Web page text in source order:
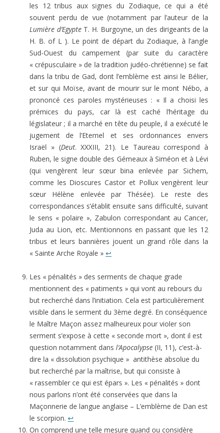
les 12 tribus aux signes du Zodiaque, ce qui a été
souvent perdu de vue (notamment par l’auteur de la
Lumière d’Egypte T. H. Burgoyne, un des dirigeants de la
H. B. of L ). Le point de départ du Zodiaque, à l’angle
Sud-Ouest du campement (par suite du caractère
« crépusculaire » de la tradition judéo-chrétienne) se fait
dans la tribu de Gad, dont l’emblème est ainsi le Bélier,
et sur qui Moïse, avant de mourir sur le mont Nébo, a
prononcé ces paroles mystérieuses : « Il a choisi les
prémices du pays, car là est caché l’héritage du
législateur ; il a marché en tête du peuple, il a exécuté le
jugement de l’Eternel et ses ordonnances envers
Israël » (Deut. XXXIII, 21). Le Taureau correspond à
Ruben, le signe double des Gémeaux à Siméon et à Lévi
(qui vengèrent leur sœur bina enlevée par Sichem,
comme les Dioscures Castor et Pollux vengèrent leur
sœur Hélène enlevée par Thésée). Le reste des
correspondances s’établit ensuite sans difficulté, suivant
le sens « polaire », Zabulon correspondant au Cancer,
Juda au Lion, etc. Mentionnons en passant que les 12
tribus et leurs bannières jouent un grand rôle dans la
« Sainte Arche Royale » ↩
Les « pénalités » des serments de chaque grade
mentionnent des « patiments » qui vont au rebours du
but recherché dans l’initiation. Cela est particulièrement
visible dans le serment du 3ème degré. En conséquence
le Maître Maçon assez malheureux pour violer son
serment s’expose à cette « seconde mort », dont il est
question notamment dans l’Apocalypse (II, 11), c’est-à-
dire la « dissolution psychique » antithèse absolue du
but recherché par la maîtrise, but qui consiste à
« rassembler ce qui est épars ». Les « pénalités » dont
nous parlons n’ont été conservées que dans la
Maçonnerie de langue anglaise – L’emblème de Dan est
le scorpion. ↩
On comprend une telle mesure quand ou considère